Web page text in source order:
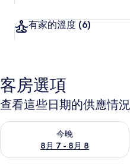
有家的溫度 (6)
客房選項
查看這些日期的供應情況
今晚
8月 7 - 8月 8
查看今晚 (8月 7 - 8月 8) 的供應